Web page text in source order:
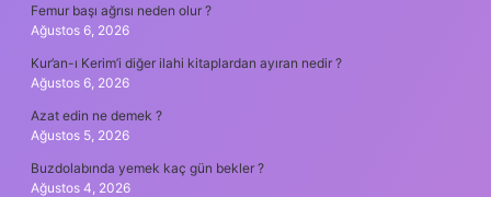
Femur başı ağrısı neden olur ?
Ağustos 6, 2026
Kur’an-ı Kerim’i diğer ilahi kitaplardan ayıran nedir ?
Ağustos 6, 2026
Azat edin ne demek ?
Ağustos 5, 2026
Buzdolabında yemek kaç gün bekler ?
Ağustos 4, 2026